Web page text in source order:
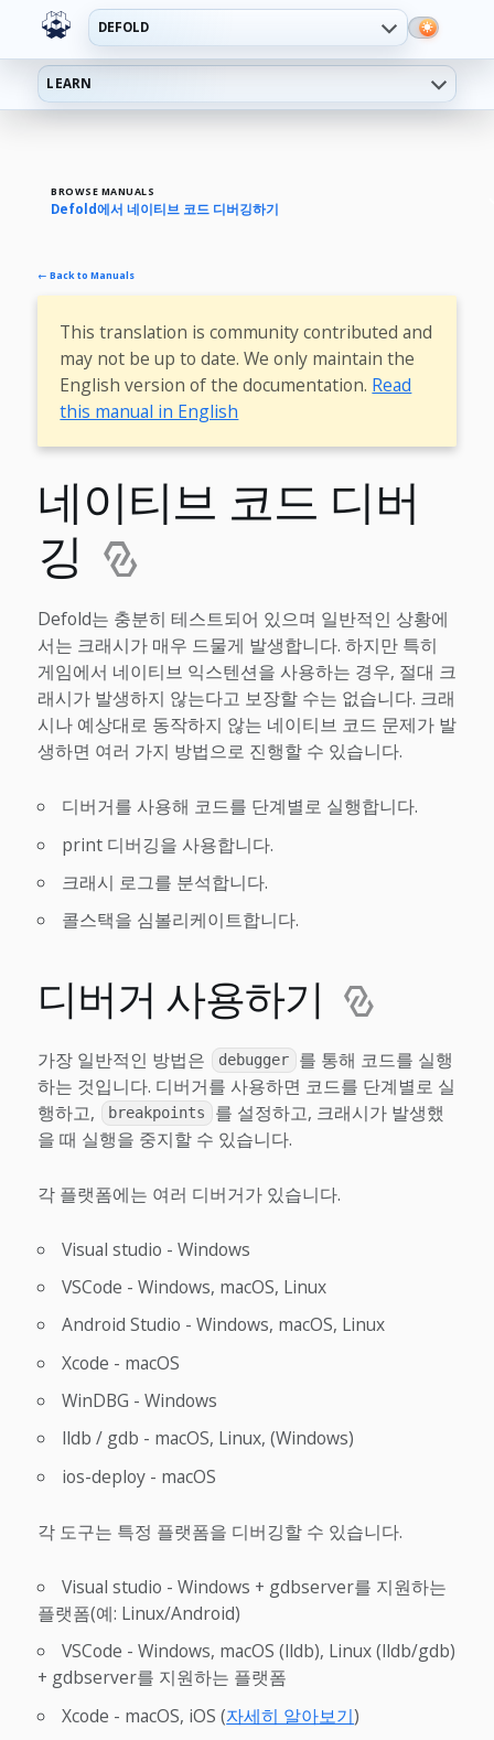
DEFOLD
LEARN
BROWSE MANUALS
Defold에서 네이티브 코드 디버깅하기
← Back to Manuals
This translation is community contributed and
may not be up to date. We only maintain the
English version of the documentation. Read
this manual in English
네이티브 코드 디버
깅
Defold는 충분히 테스트되어 있으며 일반적인 상황에
서는 크래시가 매우 드물게 발생합니다. 하지만 특히
게임에서 네이티브 익스텐션을 사용하는 경우, 절대 크
래시가 발생하지 않는다고 보장할 수는 없습니다. 크래
시나 예상대로 동작하지 않는 네이티브 코드 문제가 발
생하면 여러 가지 방법으로 진행할 수 있습니다.
디버거를 사용해 코드를 단계별로 실행합니다.
print 디버깅을 사용합니다.
크래시 로그를 분석합니다.
콜스택을 심볼리케이트합니다.
디버거 사용하기
가장 일반적인 방법은 debugger
를 통해 코드를 실행
하는 것입니다. 디버거를 사용하면 코드를 단계별로 실
행하고,
breakpoints
를 설정하고, 크래시가 발생했
을 때 실행을 중지할 수 있습니다.
각 플랫폼에는 여러 디버거가 있습니다.
Visual studio - Windows
VSCode - Windows, macOS, Linux
Android Studio - Windows, macOS, Linux
Xcode - macOS
WinDBG - Windows
lldb / gdb - macOS, Linux, (Windows)
ios-deploy - macOS
각 도구는 특정 플랫폼을 디버깅할 수 있습니다.
Visual studio - Windows + gdbserver를 지원하는
플랫폼(예: Linux/Android)
VSCode - Windows, macOS (lldb), Linux (lldb/gdb)
+ gdbserver를 지원하는 플랫폼
Xcode - macOS, iOS (자세히 알아보기)